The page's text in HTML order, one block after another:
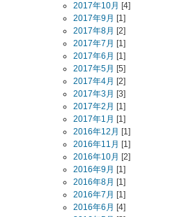
2017年10月 [4]
2017年9月 [1]
2017年8月 [2]
2017年7月 [1]
2017年6月 [1]
2017年5月 [5]
2017年4月 [2]
2017年3月 [3]
2017年2月 [1]
2017年1月 [1]
2016年12月 [1]
2016年11月 [1]
2016年10月 [2]
2016年9月 [1]
2016年8月 [1]
2016年7月 [1]
2016年6月 [4]